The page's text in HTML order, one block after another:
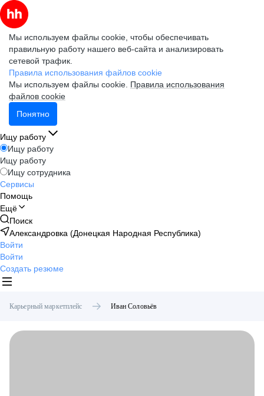
Мы используем файлы cookie, чтобы обеспечивать
правильную работу нашего веб-сайта и анализировать
сетевой трафик.
Правила использования файлов cookie
Мы используем файлы cookie. Правила использования
файлов cookie
Понятно
Ищу работу
Ищу работу
Ищу работу
Ищу сотрудника
Сервисы
Помощь
Ещё
Поиск
Александровка (Донецкая Народная Республика)
Войти
Войти
Создать резюме
Карьерный маркетплейс Иван Соловьёв